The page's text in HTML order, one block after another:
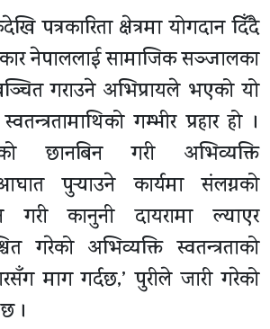
पत्रकारिता क्षेत्रमा योगदान दिँदै
नेपाललाई सामाजिक सञ्जालका
गराउने अभिप्रायले भएको यो
गम्भीर प्रहार हो ।
छानबिन गरी अभिव्यक्ति
आघात पुर्‍याउने कार्यमा संलग्नको
गरी कानुनी दायरामा ल्याएर
गरेको अभिव्यक्ति स्वतन्त्रताको
माग गर्दछ,’ पुरीले जारी गरेको
।